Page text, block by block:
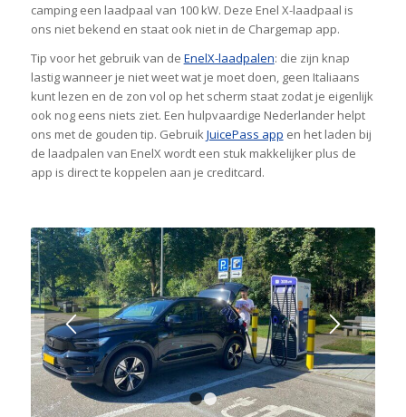
camping een laadpaal van 100 kW. Deze Enel X-laadpaal is
ons niet bekend en staat ook niet in de Chargemap app.
Tip voor het gebruik van de EnelX-laadpalen: die zijn knap
lastig wanneer je niet weet wat je moet doen, geen Italiaans
kunt lezen en de zon vol op het scherm staat zodat je eigenlijk
ook nog eens niets ziet. Een hulpvaardige Nederlander helpt
ons met de gouden tip. GebruikJuicePass app en het laden bij
de laadpalen van EnelX wordt een stuk makkelijker plus de
app is direct te koppelen aan je creditcard.
1 2